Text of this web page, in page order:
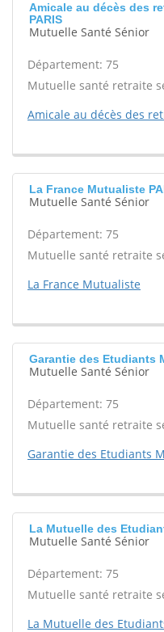
Amicale au décès des
PARIS
Mutuelle Santé Sénior
Département: 75
Mutuelle santé retraite
Amicale au décès des
La France Mutualiste
Mutuelle Santé Sénior
Département: 75
Mutuelle santé retraite
La France Mutualiste
Garantie des Etudiants
Mutuelle Santé Sénior
Département: 75
Mutuelle santé retraite
Garantie des Etudiants
La Mutuelle des
Mutuelle Santé Sénior
Département: 75
Mutuelle santé retraite
La Mutuelle des